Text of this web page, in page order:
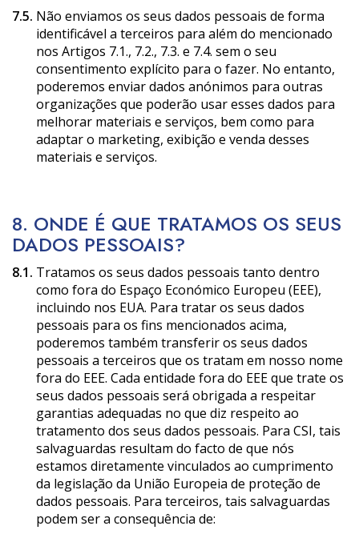
7.5. Não enviamos os seus dados pessoais de forma
identificável a terceiros para além do mencionado
nos Artigos 7.1., 7.2., 7.3. e 7.4. sem o seu
consentimento explícito para o fazer. No entanto,
poderemos enviar dados anónimos para outras
organizações que poderão usar esses dados para
melhorar materiais e serviços, bem como para
adaptar o marketing, exibição e venda desses
materiais e serviços.
8. ONDE É QUE TRATAMOS OS SEUS
DADOS PESSOAIS?
8.1. Tratamos os seus dados pessoais tanto dentro
como fora do Espaço Económico Europeu (EEE),
incluindo nos EUA. Para tratar os seus dados
pessoais para os fins mencionados acima,
poderemos também transferir os seus dados
pessoais a terceiros que os tratam em nosso nome
fora do EEE. Cada entidade fora do EEE que trate os
seus dados pessoais será obrigada a respeitar
garantias adequadas no que diz respeito ao
tratamento dos seus dados pessoais. Para CSI, tais
salvaguardas resultam do facto de que nós
estamos diretamente vinculados ao cumprimento
da legislação da União Europeia de proteção de
dados pessoais. Para terceiros, tais salvaguardas
podem ser a consequência de: